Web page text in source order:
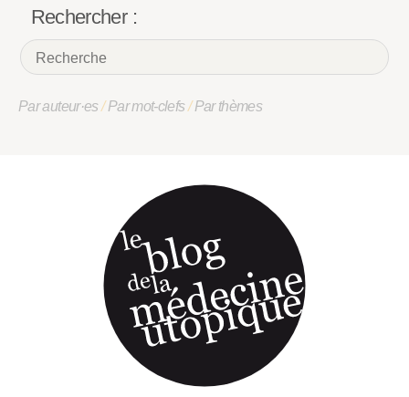
Rechercher :
Par auteur·es/Par mot-clefs/Par thèmes